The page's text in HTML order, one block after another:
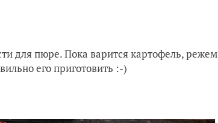
для пюре.Пока варится картофель, режем
его приготовить :-)